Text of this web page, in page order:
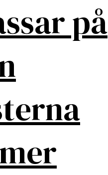
på